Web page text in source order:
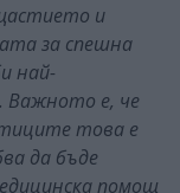
и
за спешна
най-
Важното е, че
това е
да бъде
помощ